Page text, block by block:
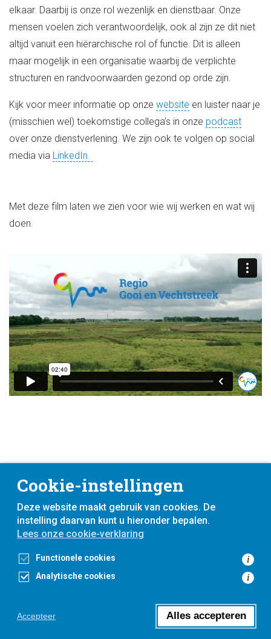
elkaar. Daarbij is onze rol wezenlijk en dienstbaar. Onze
mensen voelen zich verantwoordelijk, ook al zijn ze dit niet
altijd vanuit een hiërarchische rol of functie. Dit is alleen
maar mogelijk in een organisatie waarbij de verplichte
structuren en randvoorwaarden gezond op orde zijn.
Kijk voor meer informatie op onze website en luister naar je
(misschien wel) toekomstige collega’s in onze podcast
over onze dienstverlening. We zijn ook te volgen op social
media via LinkedIn.
Met deze film laten we zien voor wie wij werken en wat wij
doen.
voor inwoners,metgemeenten
Toegankelijkheidsverklaring
Cookie-instellingen
Deze website maakt gebruik van cookies. De
instelling daarvan kunt u hieronder bepalen.
Lees onze cookie-verklaring
Functionele cookies i
Analytische cookies i
Accepteer Alles accepteren